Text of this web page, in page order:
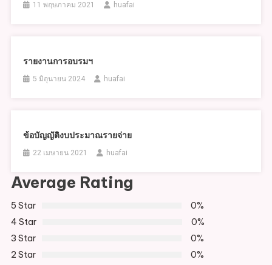
11 พฤษภาคม 2021 huafai
รายงานการอบรมฯ
5 มิถุนายน 2024 huafai
ข้อบัญญัติงบประมาณรายจ่าย
22 เมษายน 2021 huafai
Average Rating
5 Star
0%
4 Star
0%
3 Star
0%
2 Star
0%